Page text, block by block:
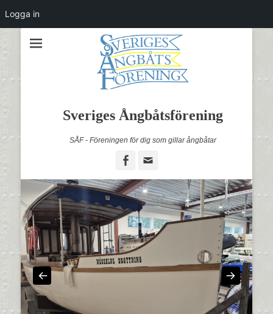
Sveriges Ångbåtsförening
SÅF - Föreningen för dig som gillar ångbåtar
Facebook
Logga in